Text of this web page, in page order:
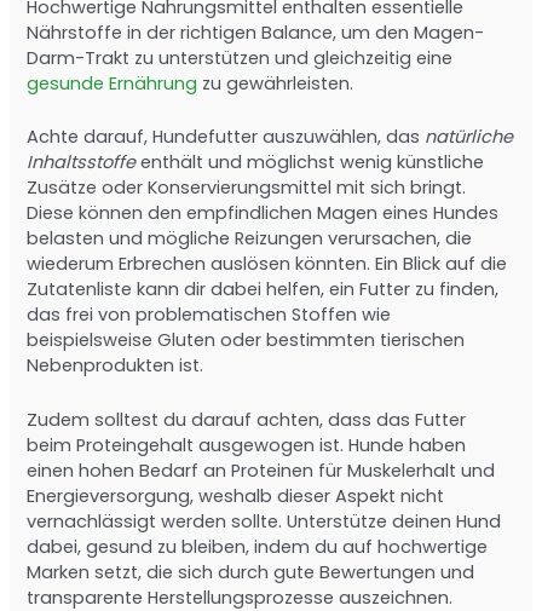
Hochwertige Nahrungsmittel enthalten essentielle
Nährstoffe in der richtigen Balance, um den Magen-
Darm-Trakt zu unterstützen und gleichzeitig eine
gesunde Ernährung zu gewährleisten.
Achte darauf, Hundefutter auszuwählen, das natürliche
Inhaltsstoffeenthält und möglichst wenig künstliche
Zusätze oder Konservierungsmittel mit sich bringt.
Diese können den empfindlichen Magen eines Hundes
belasten und mögliche Reizungen verursachen, die
wiederum Erbrechen auslösen könnten. Ein Blick auf die
Zutatenliste kann dir dabei helfen, ein Futter zu finden,
das frei von problematischen Stoffen wie
beispielsweise Gluten oder bestimmten tierischen
Nebenprodukten ist.
Zudem solltest du darauf achten, dass das Futter
beim Proteingehalt ausgewogen ist. Hunde haben
einen hohen Bedarf an Proteinen für Muskelerhalt und
Energieversorgung, weshalb dieser Aspekt nicht
vernachlässigt werden sollte. Unterstütze deinen Hund
dabei, gesund zu bleiben, indem du auf hochwertige
Marken setzt, die sich durch gute Bewertungen und
transparente Herstellungsprozesse auszeichnen.